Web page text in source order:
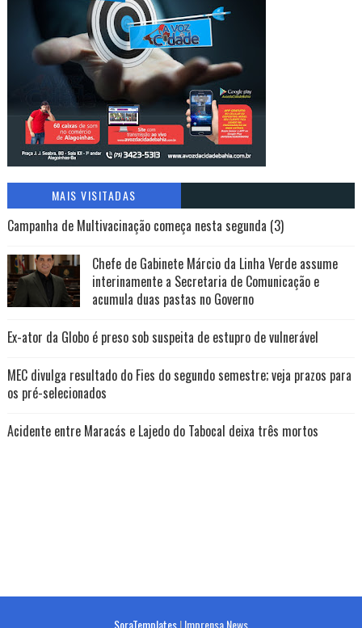
MAIS VISITADAS
Campanha de Multivacinação começa nesta segunda (3)
Chefe de Gabinete Márcio da Linha Verde assume
interinamente a Secretaria de Comunicação e
acumula duas pastas no Governo
Ex-ator da Globo é preso sob suspeita de estupro de vulnerável
MEC divulga resultado do Fies do segundo semestre; veja prazos para
os pré-selecionados
Acidente entre Maracás e Lajedo do Tabocal deixa três mortos
SoraTemplates|Imprensa News